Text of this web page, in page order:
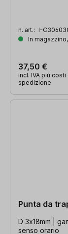
n. art.: I-
In
37,50 €
incl. IVA più costi
spedizione
Punta da
D 3x18mm |
senso orario